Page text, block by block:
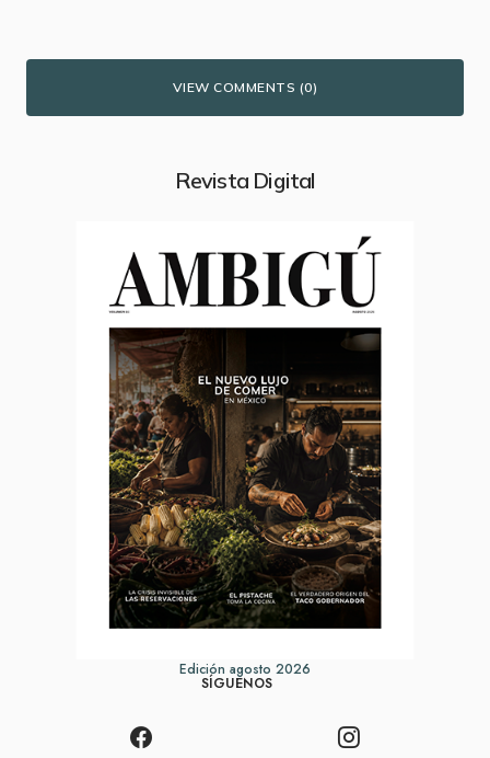
VIEW COMMENTS (0)
Revista Digital
Edición agosto 2026
SÍGUENOS